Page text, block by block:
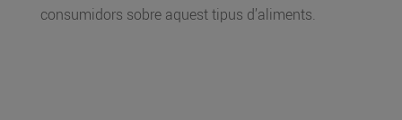
consumidors sobre aquest tipus d’aliments.